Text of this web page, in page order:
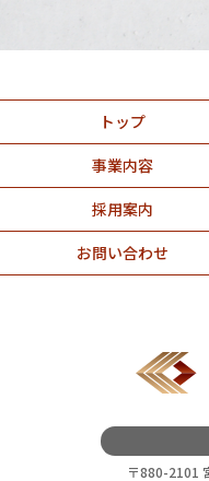
トップ
事業内容
採用案内
お問い合わせ
〒880-2101